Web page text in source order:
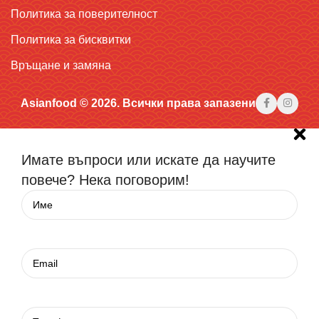
Политика за поверителност
Политика за бисквитки
Връщане и замяна
Asianfood © 2026. Всички права запазени
Имате въпроси или искате да научите
повече? Нека поговорим!